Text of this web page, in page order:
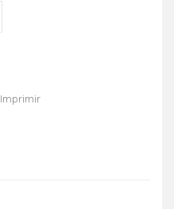
Imprimir